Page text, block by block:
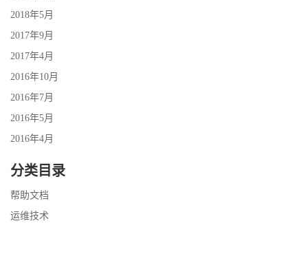
2018年5月
2017年9月
2017年4月
2016年10月
2016年7月
2016年5月
2016年4月
分类目录
帮助文档
运维技术